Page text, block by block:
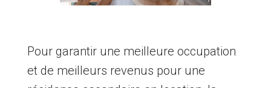
Pour garantir une meilleure occupation
et de meilleurs revenus pour une